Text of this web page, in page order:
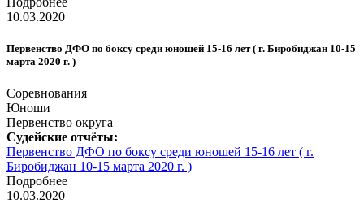
10.03.2020
Первенство ДФО по боксу среди юношей 15-16 лет ( г. Биробиджан 10-15
марта 2020 г. )
Соревнования
Юноши
Первенство округа
Судейские отчёты:
Первенство ДФО по боксу среди юношей 15-16 лет ( г.
Биробиджан 10-15 марта 2020 г. )
Подробнее
10.03.2020